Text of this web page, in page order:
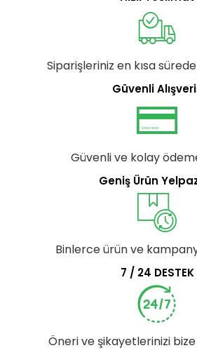
Siparişleriniz en kısa
Güvenli
Güvenli ve kolay
Geniş Ürün
Binlerce ürün ve
7 / 24 DESTEK
Öneri ve şikayetlerinizi